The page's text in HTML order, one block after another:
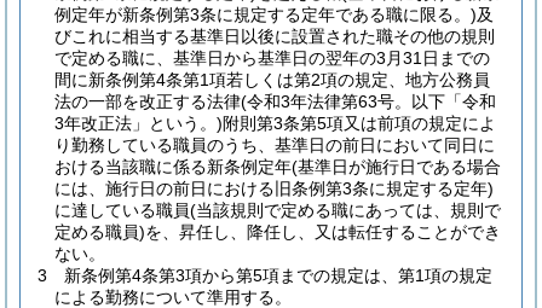
例定年が新条例第3条に規定する定年である職に限る。)及
びこれに相当する基準日以後に設置された職その他の規則
で定める職に、基準日から基準日の翌年の3月31日までの
間に新条例第4条第1項若しくは第2項の規定、地方公務員
法の一部を改正する法律(令和3年法律第63号。以下「令和
3年改正法」という。)附則第3条第5項又は前項の規定によ
り勤務している職員のうち、基準日の前日において同日に
おける当該職に係る新条例定年(基準日が施行日である場合
には、施行日の前日における旧条例第3条に規定する定年)
に達している職員(当該規則で定める職にあっては、規則で
定める職員)を、昇任し、降任し、又は転任することができ
ない。
3
新条例第4条第3項から第5項までの規定は、第1項の規定
による勤務について準用する。